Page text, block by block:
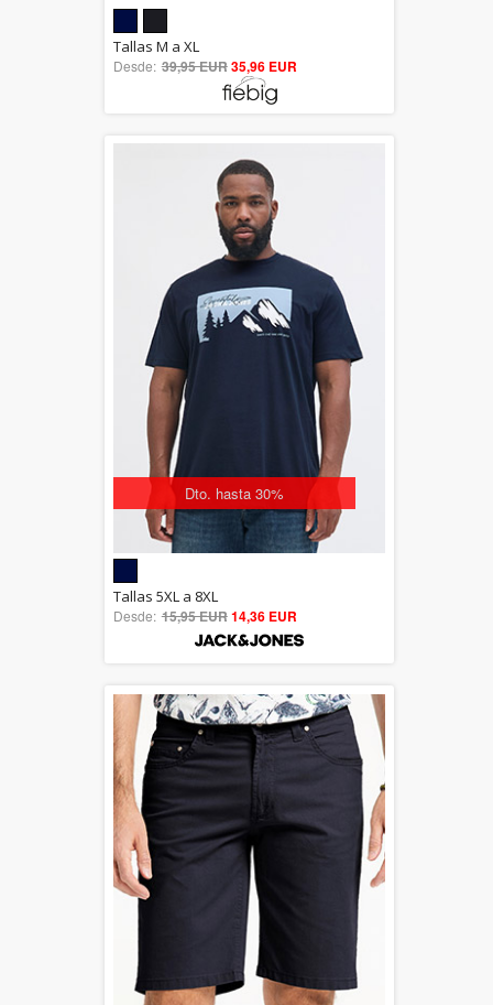
out of 5
Tallas M a XL
Desde: 39,95 EUR35,96 EUR
Dto. hasta 30%
5.00
out of 5
Tallas 5XL a 8XL
Desde: 15,95 EUR14,36 EUR